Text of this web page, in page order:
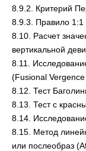
8.9.2. Критерий
8.9.3. Правило 1:1
8.10. Расчет
вертикальной
8.11.
(Fusional
8.12. Тест
8.13. Тест с
8.14.
8.15. Метод
или послеобраз